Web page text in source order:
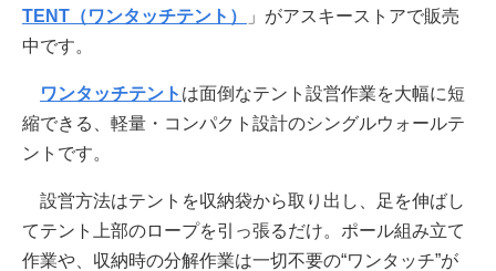
TENT（ワンタッチテント）
」がアスキーストアで販売
中です。
ワンタッチテント は面倒なテント設営作業を大幅に短
縮できる、軽量・コンパクト設計のシングルウォールテ
ントです。
設営方法はテントを収納袋から取り出し、足を伸ばし
てテント上部のロープを引っ張るだけ。ポール組み立て
作業や、収納時の分解作業は一切不要の“ワンタッチ”が